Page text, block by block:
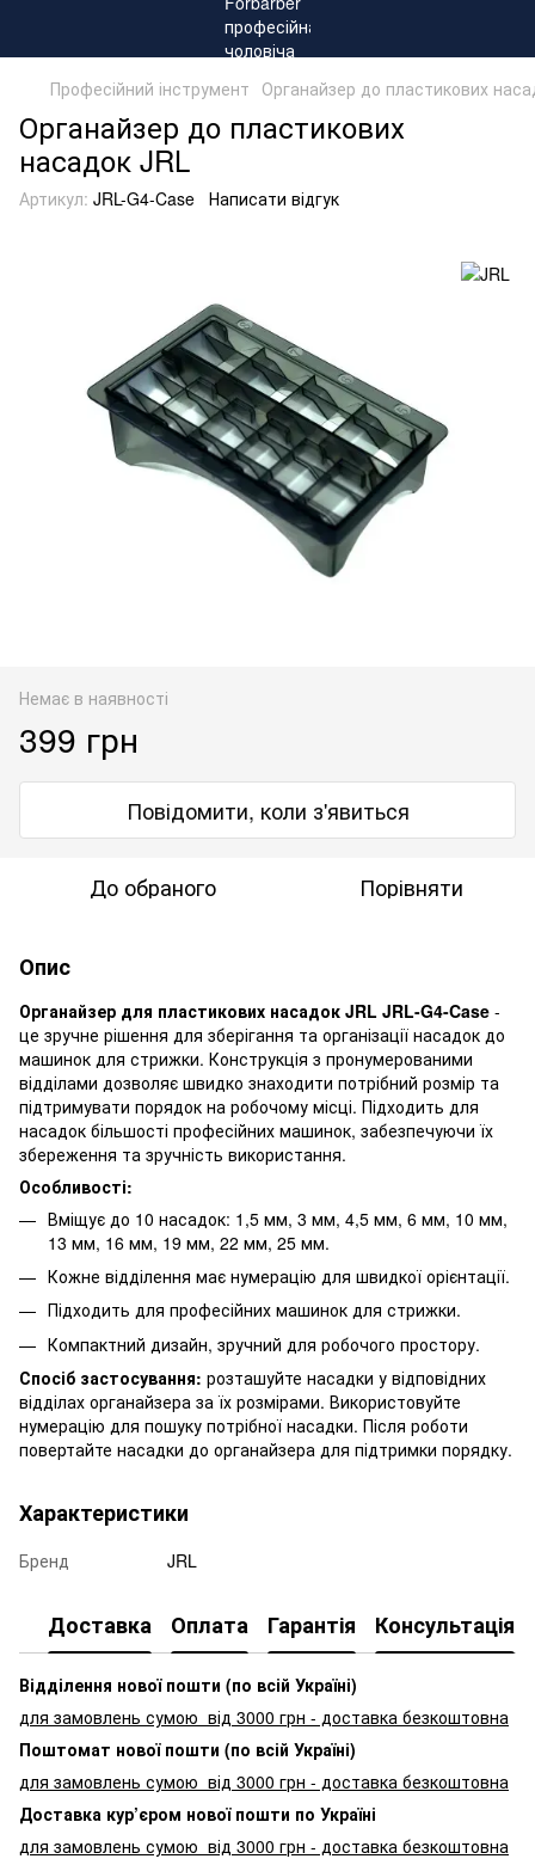
Професійний інструмент Органайзер до пластикових
Органайзер до пластикових
насадок JRL
Артикул: JRL-G4-Case Написати відгук
Немає в наявності
399 грн
Повідомити, коли з'явиться
До обраного Порівняти
Опис
Органайзер для пластикових насадок JRL JRL-G4-Case -
це зручне рішення для зберігання та організації насадок до
машинок для стрижки. Конструкція з пронумерованими
відділами дозволяє швидко знаходити потрібний розмір та
підтримувати порядок на робочому місці. Підходить для
насадок більшості професійних машинок, забезпечуючи їх
збереження та зручність використання.
Особливості:
Вміщує до 10 насадок: 1,5 мм, 3 мм, 4,5 мм, 6 мм, 10 мм,
13 мм, 16 мм, 19 мм, 22 мм, 25 мм.
Кожне відділення має нумерацію для швидкої орієнтації.
Підходить для професійних машинок для стрижки.
Компактний дизайн, зручний для робочого простору.
Спосіб застосування: розташуйте насадки у відповідних
відділах органайзера за їх розмірами. Використовуйте
нумерацію для пошуку потрібної насадки. Після роботи
повертайте насадки до органайзера для підтримки порядку.
Характеристики
Бренд JRL
Доставка Оплата Гарантія Консультація
Відділення нової пошти (по всій Україні)
для замовлень сумою від 3000 грн - доставка безкоштовна
Поштомат нової пошти (по всій Україні)
для замовлень сумою від 3000 грн - доставка безкоштовна
Доставка кур’єром нової пошти по Україні
для замовлень сумою від 3000 грн - доставка безкоштовна